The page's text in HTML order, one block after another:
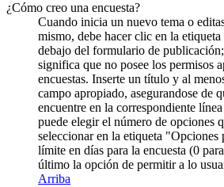
¿Cómo creo una encuesta?
Cuando inicia un nuevo tema o
mismo, debe hacer clic en la
debajo del formulario de
significa que no posee los permisos
encuestas. Inserte un título y al
campo apropiado, asegurandose de
encuentre en la correspondiente
puede elegir el número de opciones
seleccionar en la etiqueta
límite en días para la encuesta (0
último la opción de permitir a lo
Arriba